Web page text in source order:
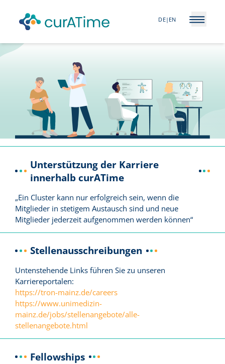
DE| EN Open
Unterstützung der Karriere
innerhalb curATime
„Ein Cluster kann nur erfolgreich sein, wenn die
Mitglieder in stetigem Austausch sind und neue
Mitglieder jederzeit aufgenommen werden können“
Stellenausschreibungen
Untenstehende Links führen Sie zu unseren
Karriereportalen:
https://tron-mainz.de/careers
https://www.unimedizin-
mainz.de/jobs/stellenangebote/alle-
stellenangebote.html
Fellowships